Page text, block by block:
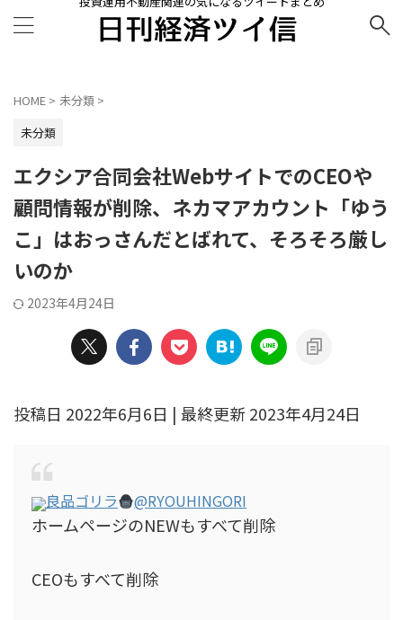
HOME > 未分類 >
未分類
エクシア合同会社WebサイトでのCEOや
顧問情報が削除、ネカマアカウント「ゆう
こ」はおっさんだとばれて、そろそろ厳し
いのか
2023年4月24日
投稿日 2022年6月6日 | 最終更新 2023年4月24日
良品ゴリラ @RYOUHINGORI
ホームページのNEWもすべて削除
CEOもすべて削除